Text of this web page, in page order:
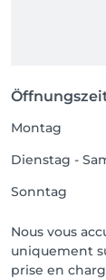
Montag
Dienstag -
Sonntag
Nous vous
uniquement
prise en